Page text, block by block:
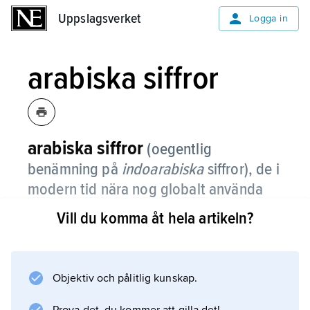
Uppslagsverket Logga in
arabiska siffror
arabiska siffror (oegentlig
benämning på indoarabiskasiffror), de i
modern tid nära nog globalt använda
talsymbolerna 0, 1, 2, 3, 4, 5, 6, 7, 8, 9.
och engelska
Vill du komma åt hela artikeln?
Objektiv och pålitlig kunskap.